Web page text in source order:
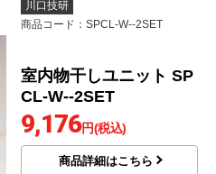
川口技研
商品コード ：SPCL-W--2SET